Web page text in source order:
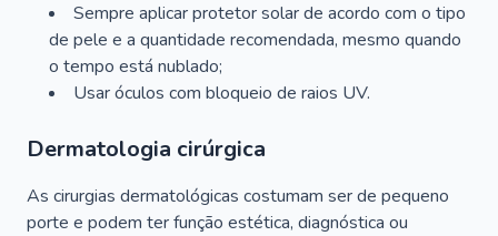
Sempre aplicar protetor solar de acordo com o tipo
de pele e a quantidade recomendada, mesmo quando
o tempo está nublado;
Usar óculos com bloqueio de raios UV.
Dermatologia cirúrgica
As cirurgias dermatológicas costumam ser de pequeno
porte e podem ter função estética, diagnóstica ou